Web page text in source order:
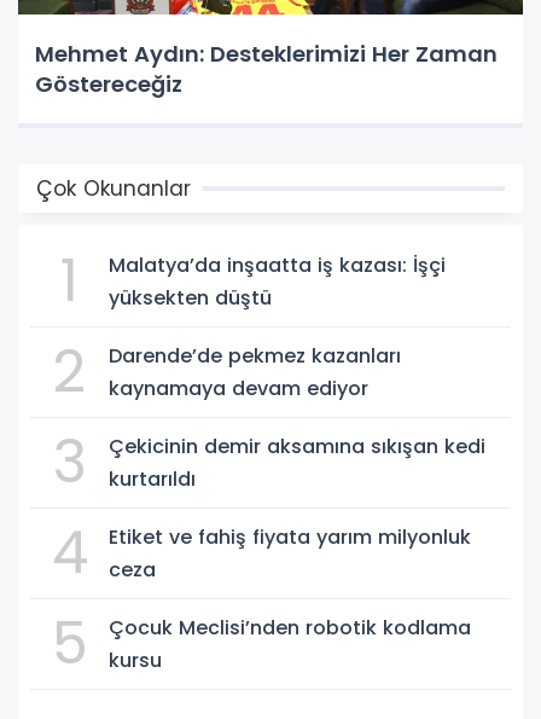
Mehmet Aydın: Desteklerimizi Her Zaman
Göstereceğiz
Çok Okunanlar
1
Malatya’da inşaatta iş kazası: İşçi
yüksekten düştü
2
Darende’de pekmez kazanları
kaynamaya devam ediyor
3
Çekicinin demir aksamına sıkışan kedi
kurtarıldı
4
Etiket ve fahiş fiyata yarım milyonluk
ceza
5
Çocuk Meclisi’nden robotik kodlama
kursu